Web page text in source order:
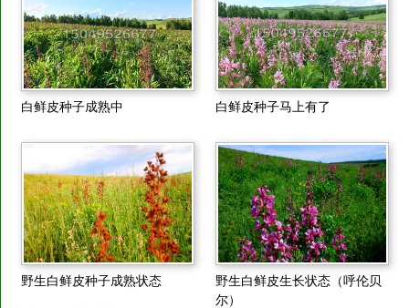
白鲜皮种子成熟中 白鲜皮种子马上有了
野生白鲜皮种子成熟状态
野生白鲜皮生长状态（呼伦贝
尔）